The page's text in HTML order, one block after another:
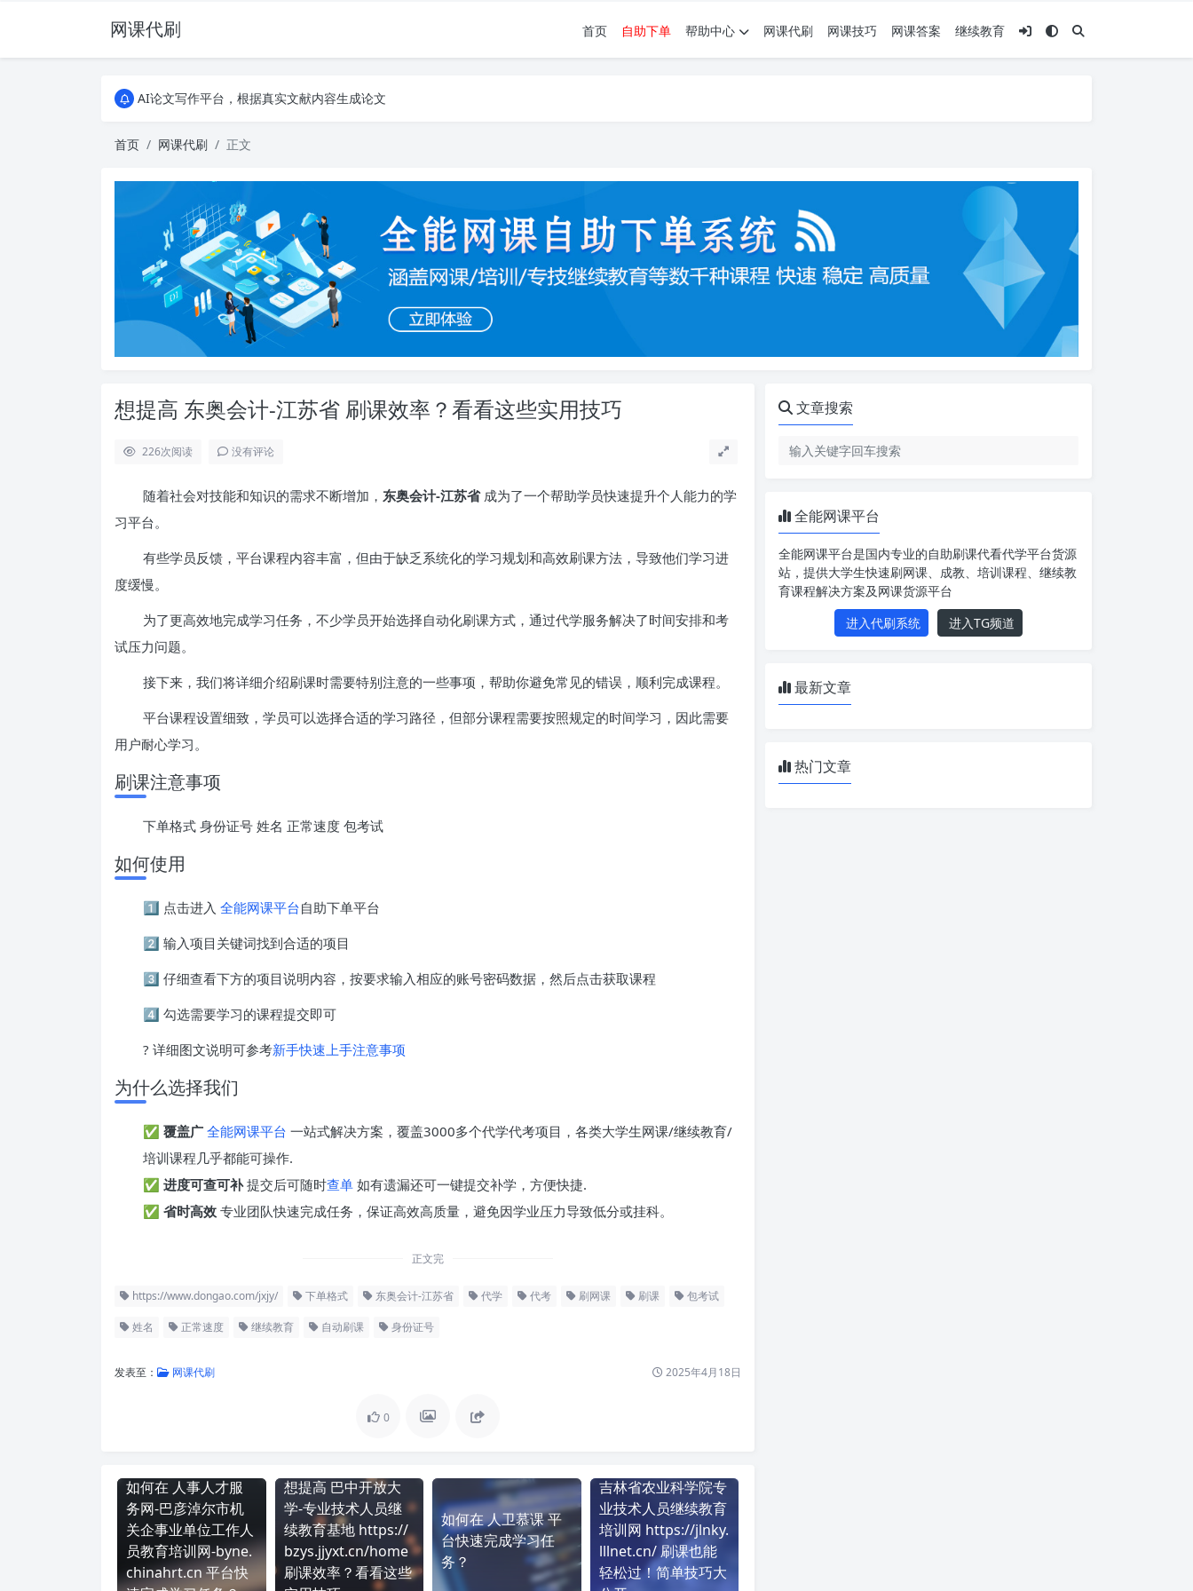
网课代刷 首页 自助下单 帮助中心 网课代刷 网课技巧 网课答案 继续教育
AI论文写作平台，根据真实文献内容生成论文
全能网课平台，大学生网课、成教、培训、继续教育。现已接入代刷代考项目3000+
全能网课平台，大学生网课、成教、培训、继续教育。现已接入代刷代考项目3000+
首页 网课代刷 正文
想提高 东奥会计-江苏省 刷课效率？看看这些实用技巧
226次阅读 没有评论
随着社会对技能和知识的需求不断增加， 东奥会计-江苏省成为了一个帮助学员快速提升个人能力的学
习平台。
有些学员反馈，平台课程内容丰富，但由于缺乏系统化的学习规划和高效刷课方法，导致他们学习进
度缓慢。
为了更高效地完成学习任务，不少学员开始选择自动化刷课方式，通过代学服务解决了时间安排和考
试压力问题。
接下来，我们将详细介绍刷课时需要特别注意的一些事项，帮助你避免常见的错误，顺利完成课程。
平台课程设置细致，学员可以选择合适的学习路径，但部分课程需要按照规定的时间学习，因此需要
用户耐心学习。
刷课注意事项
下单格式 身份证号 姓名 正常速度 包考试
如何使用
1️⃣ 点击进入 全能网课平台自助下单平台
2️⃣ 输入项目关键词找到合适的项目
3️⃣ 仔细查看下方的项目说明内容，按要求输入相应的账号密码数据，然后点击获取课程
4️⃣ 勾选需要学习的课程提交即可
? 详细图文说明可参考新手快速上手注意事项
为什么选择我们
✅ 覆盖广 全能网课平台 一站式解决方案，覆盖3000多个代学代考项目，各类大学生网课/继续教育/
培训课程几乎都能可操作.
✅ 进度可查可补提交后可随时查单 如有遗漏还可一键提交补学，方便快捷.
✅ 省时高效 专业团队快速完成任务，保证高效高质量，避免因学业压力导致低分或挂科。
正文完
https://www.dongao.com/jxjy/ 下单格式 东奥会计-江苏省 代学 代考 刷网课 刷课 包考试
姓名 正常速度 继续教育 自动刷课 身份证号
发表至： 网课代刷 2025年4月18日
0
如何在 人事人才服
务网-巴彦淖尔市机
关企事业单位工作人
员教育培训网-byne.
chinahrt.cn 平台快
想提高 巴中开放大
学-专业技术人员继
续教育基地 https://
bzys.jjyxt.cn/home
刷课效率？看看这些
如何在 人卫慕课 平
台快速完成学习任
务？
吉林省农业科学院专
业技术人员继续教育
培训网 https://jlnky.
lllnet.cn/ 刷课也能
轻松过！简单技巧大
文章搜索
全能网课平台
全能网课平台是国内专业的自助刷课代看代学平台货源
站，提供大学生快速刷网课、成教、培训课程、继续教
育课程解决方案及网课货源平台
进入代刷系统
进入TG频道
最新文章
热门文章